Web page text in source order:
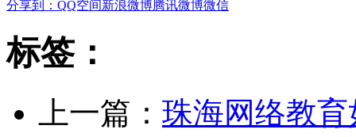
分享到： QQ空间新浪微博腾讯微博微信
标签：
上一篇： 珠海网络教